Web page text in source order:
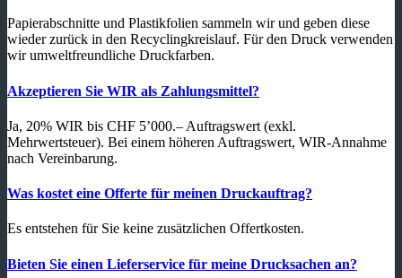
Papierabschnitte und Plastikfolien sammeln wir und geben diese
wieder zurück in den Recyclingkreislauf. Für den Druck verwenden
wir umweltfreundliche Druckfarben.
Akzeptieren Sie WIR als Zahlungsmittel?
Ja, 20% WIR bis CHF 5’000.– Auftragswert (exkl.
Mehrwertsteuer). Bei einem höheren Auftragswert, WIR-Annahme
nach Vereinbarung.
Was kostet eine Offerte für meinen Druckauftrag?
Es entstehen für Sie keine zusätzlichen Offertkosten.
Bieten Sie einen Lieferservice für meine Drucksachen an?